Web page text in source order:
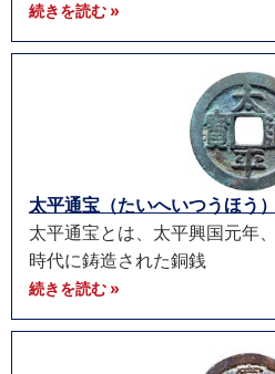
続きを読む »
太平通宝（たいへいつうほう
太平通宝とは、太平興国元年
時代に鋳造された銅銭
続きを読む »